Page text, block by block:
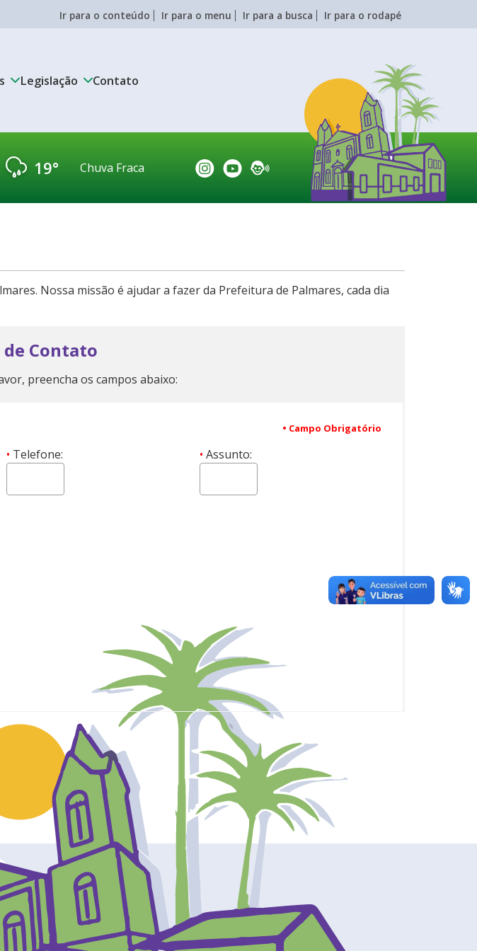
Ir para o conteúdo Ir para o menu Ir para a busca Ir para o rodapé
Legislação Contato
19° Chuva Fraca
Nossa missão é ajudar a fazer da Prefeitura de Palmares, cada dia
Contato
preencha os campos abaixo:
• Campo Obrigatório
• Telefone: • Assunto: